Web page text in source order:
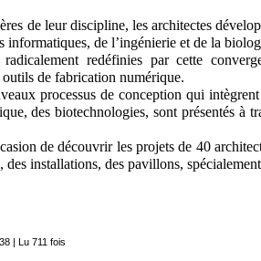
de leur discipline, les architectes
informatiques, de l’ingénierie et de la
redéfinies par cette
outils de fabrication numérique.
processus de conception qui
des biotechnologies, sont présentés à
de découvrir les projets de 40
des installations, des pavillons,
| Lu 711 fois